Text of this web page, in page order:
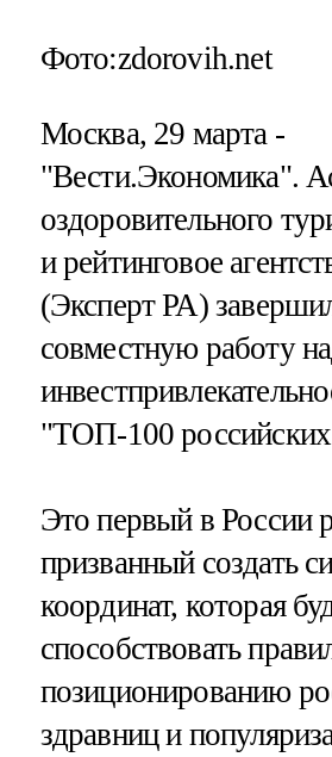
Фото:zdorovih.net
Москва, 29 марта -
"Вести.Экономика".
оздоровительного
и рейтинговое
(Эксперт РА)
совместную работу
"ТОП-100
Это первый в России
призванный создать
координат, которая
способствовать
позиционированию
здравниц и